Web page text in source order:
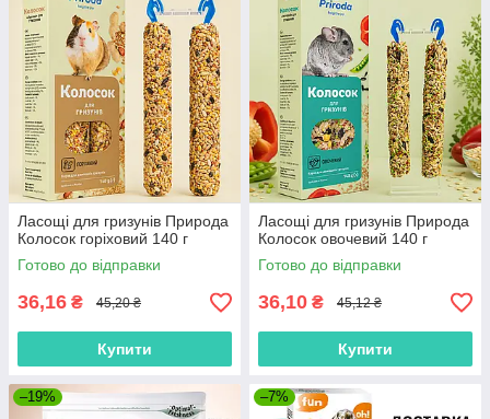
Ласощі для гризунів Природа
Колосок горіховий 140 г
Готово до відправки
36,16 ₴ 45,20 ₴
Купити
Ласощі для гризунів Природа
Колосок овочевий 140 г
Готово до відправки
36,10 ₴ 45,12 ₴
Купити
–19% –7%